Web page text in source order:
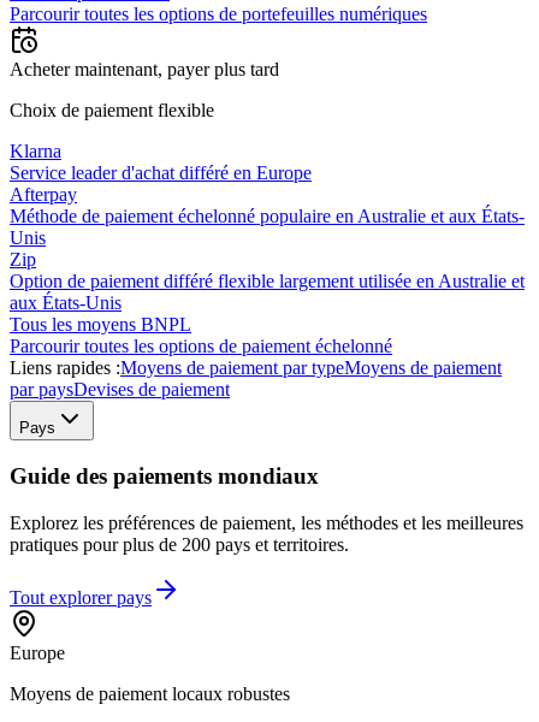
Parcourir toutes les options de portefeuilles numériques
Acheter maintenant, payer plus tard
Choix de paiement flexible
Klarna
Service leader d'achat différé en Europe
Afterpay
Méthode de paiement échelonné populaire en Australie et aux États-
Unis
Zip
Option de paiement différé flexible largement utilisée en Australie et
aux États-Unis
Tous les moyens BNPL
Parcourir toutes les options de paiement échelonné
Liens rapides :Moyens de paiement par typeMoyens de paiement
par paysDevises de paiement
Pays
Guide des paiements mondiaux
Explorez les préférences de paiement, les méthodes et les meilleures
pratiques pour plus de 200 pays et territoires.
Tout explorer pays
Europe
Moyens de paiement locaux robustes